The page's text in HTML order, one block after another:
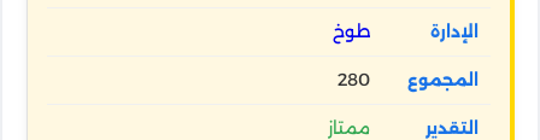
طوخ
280
ممتاز